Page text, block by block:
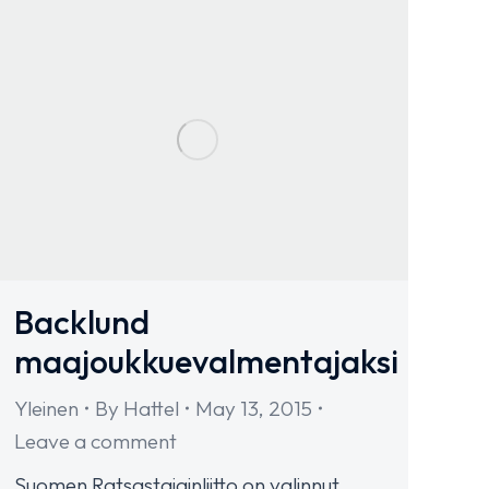
Backlund
maajoukkuevalmentajaksi
Yleinen By Hattel
May 13, 2015
Leave a comment